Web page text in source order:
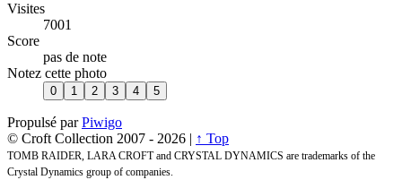
Visites
7001
Score
pas de note
Notez cette photo
Propulsé parPiwigo
© Croft Collection 2007 - 2026 | ↑ Top
TOMB RAIDER, LARA CROFT and CRYSTAL DYNAMICS are trademarks of the
Crystal Dynamics group of companies.